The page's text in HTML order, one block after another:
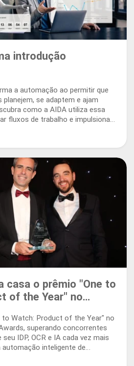
introdução
a automação ao permitir que
se adaptem e ajam
como a AIDA utiliza essa
fluxos de trabalho e impulsionar
de próxima geração.
casa o prêmio "One to
of the Year" no
to Watch: Product of the Year" no
superando concorrentes
IDP, OCR e IA cada vez mais
inteligente de